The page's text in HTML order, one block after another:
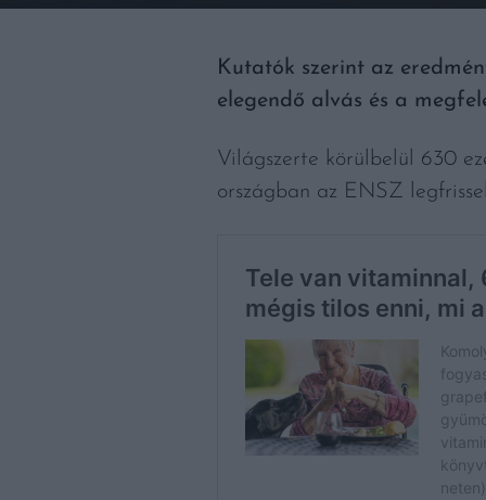
Kutatók szerint az
elegendő alvás és a
Világszerte körülbelül 630
országban az ENSZ